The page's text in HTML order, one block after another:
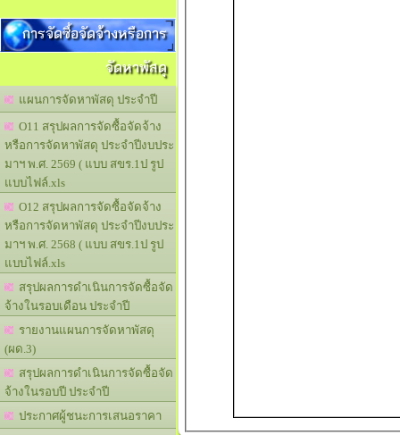
การจัดซื้อจัดจ้างหรือการ
จัดหาพัสดุ
แผนการจัดหาพัสดุ ประจำปี
O11 สรุปผลการจัดซื้อจัดจ้าง
หรือการจัดหาพัสดุ ประจำปีงบประ
มาฯ พ.ศ. 2569 ( แบบ สขร.1ป รูป
แบบไฟล์.xls
O12 สรุปผลการจัดซื้อจัดจ้าง
หรือการจัดหาพัสดุ ประจำปีงบประ
มาฯ พ.ศ. 2568 ( แบบ สขร.1ป รูป
แบบไฟล์.xls
สรุปผลการดำเนินการจัดซื้อจัด
จ้างในรอบเดือน ประจำปี
รายงานแผนการจัดหาพัสดุ
(ผด.3)
สรุปผลการดำเนินการจัดซื้อจัด
จ้างในรอบปี ประจำปี
ประกาศผู้ชนะการเสนอราคา